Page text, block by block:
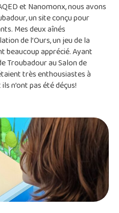
et Nanomonx, nous avons
un site conçu pour
Mes deux aînés
de l’Ours, un jeu de la
beaucoup apprécié. Ayant
Troubadour au Salon de
très enthousiastes à
n’ont pas été déçus!